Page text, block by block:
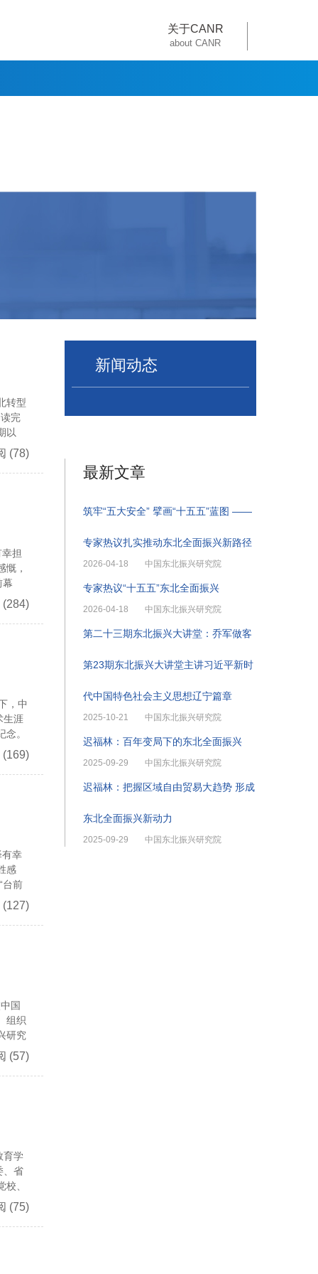
关于CANR
about CANR
转型
完
以
(78)
担
慨，
幕
(284)
，中
生涯
。
(169)
有幸
感
台前
(127)
国
组织
研究
(57)
育学
、省
、
(75)
新闻动态
最新文章
筑牢“五大安全” 擘画“十五五”蓝图 ——
专家热议扎实推动东北全面振兴新路径
2026-04-18 中国东北振兴研究院
专家热议“十五五”东北全面振兴
2026-04-18 中国东北振兴研究院
第二十三期东北振兴大讲堂：乔军做客
第23期东北振兴大讲堂主讲习近平新时
代中国特色社会主义思想辽宁篇章
2025-10-21 中国东北振兴研究院
迟福林：百年变局下的东北全面振兴
2025-09-29 中国东北振兴研究院
迟福林：把握区域自由贸易大趋势 形成
东北全面振兴新动力
2025-09-29 中国东北振兴研究院